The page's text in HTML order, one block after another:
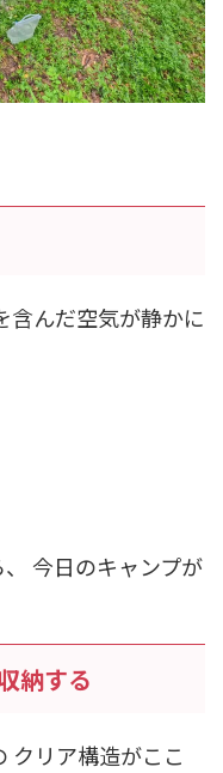
含んだ空気が静かに
今日のキャンプが
納する
クリア構造がここ